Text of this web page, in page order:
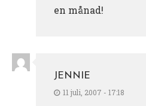
en månad!
JENNIE
11 juli, 2007 - 17:18